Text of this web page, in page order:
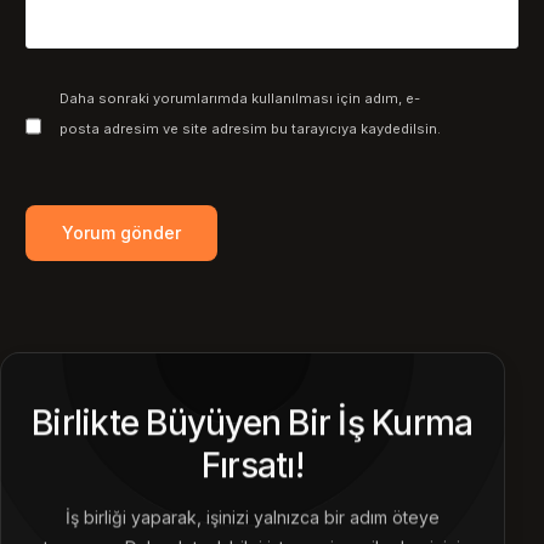
Daha sonraki yorumlarımda kullanılması için adım, e-
posta adresim ve site adresim bu tarayıcıya kaydedilsin.
Birlikte Büyüyen Bir İş Kurma
Fırsatı!
İş birliği yaparak, işinizi yalnızca bir adım öteye